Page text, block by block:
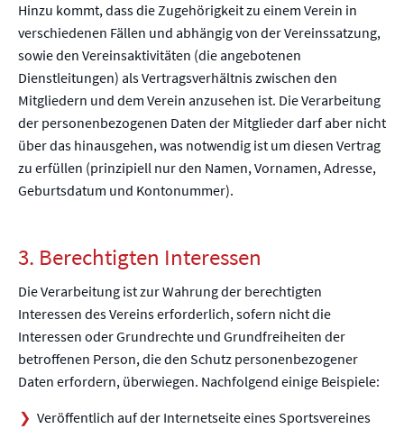
Hinzu kommt, dass die Zugehörigkeit zu einem Verein in
verschiedenen Fällen und abhängig von der Vereinssatzung,
sowie den Vereinsaktivitäten (die angebotenen
Dienstleitungen) als Vertragsverhältnis zwischen den
Mitgliedern und dem Verein anzusehen ist. Die Verarbeitung
der personenbezogenen Daten der Mitglieder darf aber nicht
über das hinausgehen, was notwendig ist um diesen Vertrag
zu erfüllen (prinzipiell nur den Namen, Vornamen, Adresse,
Geburtsdatum und Kontonummer).
3. Berechtigten Interessen
Die Verarbeitung ist zur Wahrung der berechtigten
Interessen des Vereins erforderlich, sofern nicht die
Interessen oder Grundrechte und Grundfreiheiten der
betroffenen Person, die den Schutz personenbezogener
Daten erfordern, überwiegen. Nachfolgend einige Beispiele:
Veröffentlich auf der Internetseite eines Sportsvereines